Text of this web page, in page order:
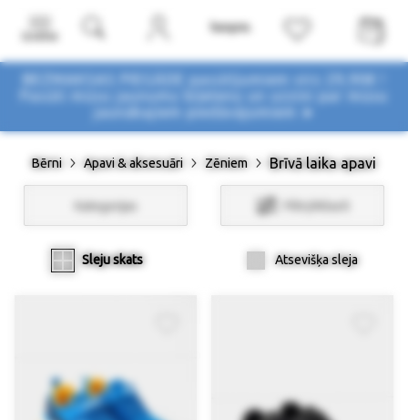
BEZMAKSAS PIEGĀDE pasūtījumiem virs 29,90€ !
Pasūti mūsu jaunumu biļetenu un uzzini par mūsu
Bērni Apavi & aksesuāri Zēniem Brīvā laika apavi
Kategorijas Filtri/Atlasīt
Sleju skats Atsevišķa sleja